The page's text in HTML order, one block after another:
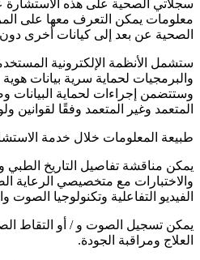
سجلاتي الصحية على هذه
معلومات يمكن التعرف معها على
الصحية عن بعد إلى كيانات أخرى
ستشمل الأنظمة الإلكترونية
والبرمجيات لحماية سرية بيانات
وستتضمن إجراءات لحماية البيانات
المتعمد وغير المتعمد وفقًا لقوانين
طبيعة المعلومات خلال خدمة
يمكن مناقشة تفاصيل التاريخ الطبي
والاختبارات مع متخصيصي الرعاية
الفيديو التفاعلية وتكنولوجيا الصوت
يمكن تسجيل الصوت و / أو التقاط
العلاج ومراقبة الجودة.